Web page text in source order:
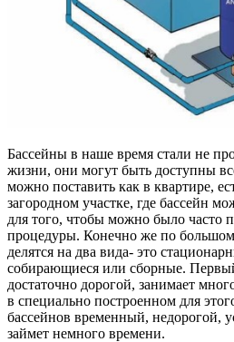
Бассейны в наше время стали не
жизни, они могут быть доступны
можно поставить как в квартире,
загородном участке, где бассейн
для того, чтобы можно было часто
процедуры. Конечно же по
делятся на два вида- это
собирающиеся или сборные.
достаточно дорогой, занимает
в специально построенном для
бассейнов временный, недорогой,
займет немного времени.